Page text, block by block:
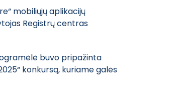
mobiliųjų aplikacijų
Registrų centras
buvo pripažinta
konkursą, kuriame galės